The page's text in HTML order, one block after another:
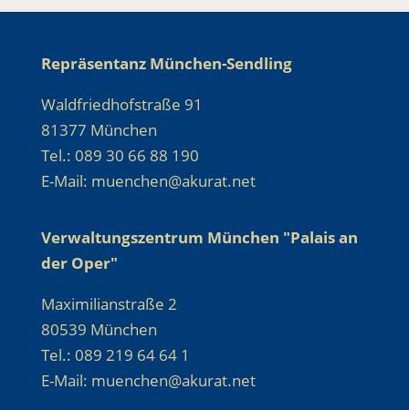
Repräsentanz München-Sendling
Waldfriedhofstraße 91
81377 München
Tel.: 089 30 66 88 190
E-Mail: muenchen@akurat.net
Verwaltungszentrum München "Palais an
der Oper"
Maximilianstraße 2
80539 München
Tel.: 089 219 64 64 1
E-Mail: muenchen@akurat.net